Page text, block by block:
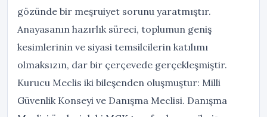
gözünde bir meşruiyet sorunu yaratmıştır.
Anayasanın hazırlık süreci, toplumun geniş
kesimlerinin ve siyasi temsilcilerin katılımı
olmaksızın, dar bir çerçevede gerçekleşmiştir.
Kurucu Meclis iki bileşenden oluşmuştur: Milli
Güvenlik Konseyi ve Danışma Meclisi. Danışma